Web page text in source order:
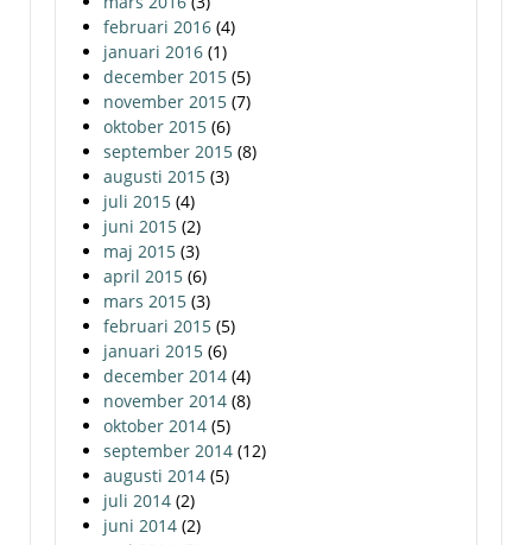
februari 2016 (4)
januari 2016 (1)
december 2015 (5)
november 2015 (7)
oktober 2015 (6)
september 2015 (8)
augusti 2015 (3)
juli 2015 (4)
juni 2015 (2)
maj 2015 (3)
april 2015 (6)
mars 2015 (3)
februari 2015 (5)
januari 2015 (6)
december 2014 (4)
november 2014 (8)
oktober 2014 (5)
september 2014 (12)
augusti 2014 (5)
juli 2014 (2)
juni 2014 (2)